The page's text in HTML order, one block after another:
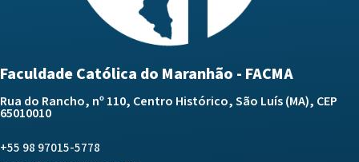
Faculdade Católica do Maranhão - FACMA
Rua do Rancho, nº 110, Centro Histórico, São Luís (MA), CEP
65010010
+55 98 97015-5778